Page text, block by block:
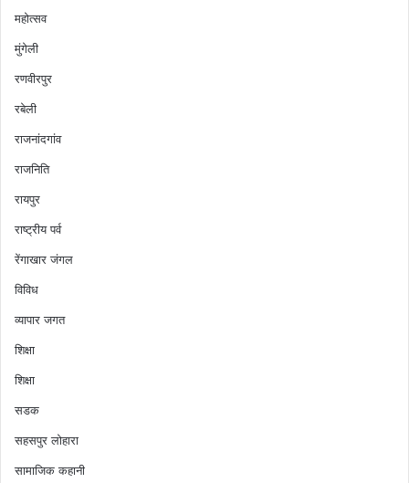
महोत्सव
मुंगेली
रणवीरपुर
रबेली
राजनांदगांव
राजनिति
रायपुर
राष्ट्रीय पर्व
रेंगाखार जंगल
विविध
व्यापार जगत
शिक्षा
शिक्षा
सडक
सहसपुर लोहारा
सामाजिक कहानी